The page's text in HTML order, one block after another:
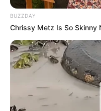
BUZZDAY
Chrissy Metz Is So Skinny